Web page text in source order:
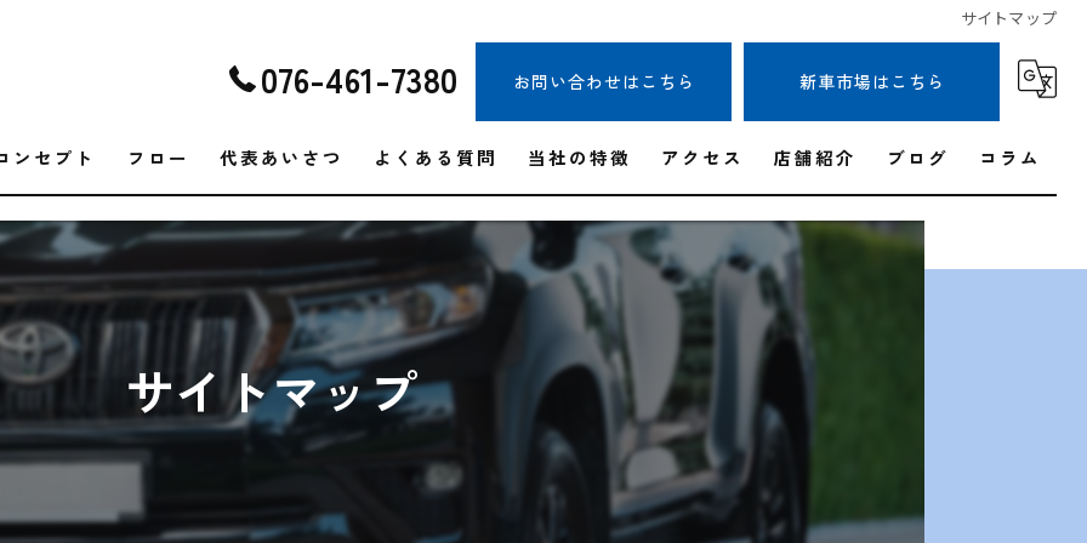
サイトマップ
076-461-7380 お問い合わせはこちら 新車市場はこちら
ンセプト フロー 代表あいさつ よくある質問 当社の特徴
無料査定
即日現金
事故車
高価買取
アクセス 店舗紹介 ブログ コラム
サイトマップ